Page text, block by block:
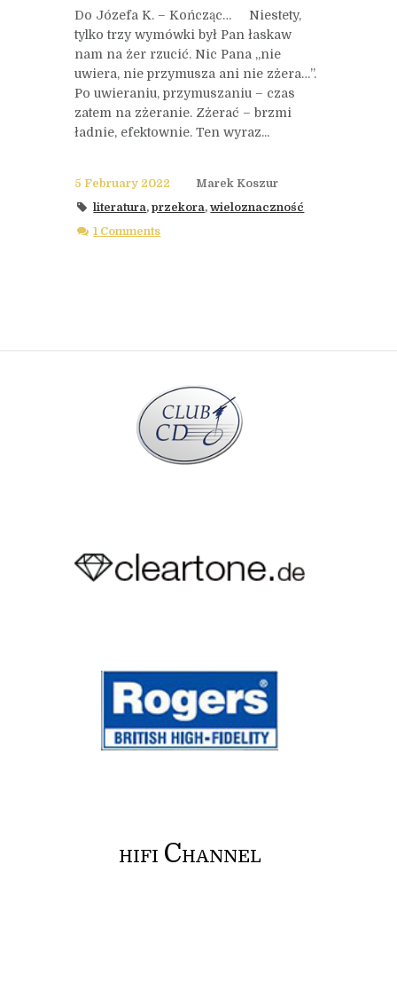
Do Józefa K. – Kończąc… Niestety,
tylko trzy wymówki był Pan łaskaw
nam na żer rzucić. Nic Pana „nie
uwiera, nie przymusza ani nie zżera…”.
Po uwieraniu, przymuszaniu – czas
zatem na zżeranie. Zżerać – brzmi
ładnie, efektownie. Ten wyraz...
5 February 2022
Marek Koszur
literatura,przekora,wieloznaczność
1 Comments
HIFI CHANNEL